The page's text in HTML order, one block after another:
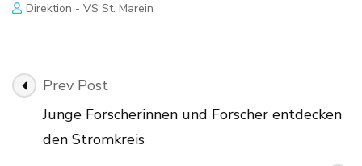
Direktion - VS St. Marein
Post
Navigation
Prev Post
Junge Forscherinnen und Forscher entdecken
den Stromkreis